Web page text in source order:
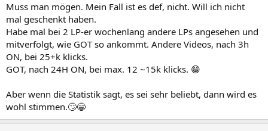
:
Muss man mögen. Mein Fall ist es def, nicht. Will ich nicht
mal geschenkt haben.
Habe mal bei 2 LP-er wochenlang andere LPs angesehen und
mitverfolgt, wie GOT so ankommt. Andere Videos, nach 3h
ON, bei 25+k klicks.
GOT, nach 24H ON, bei max. 12 ~15k klicks. 😁
Aber wenn die Statistik sagt, es sei sehr beliebt, dann wird es
wohl stimmen.🙄😁